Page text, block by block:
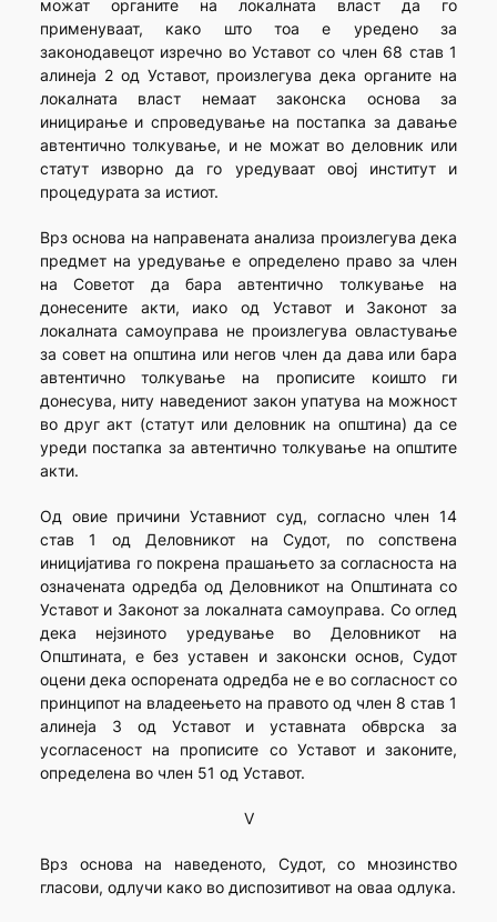
можат органите на локалната власт да го
применуваат, како што тоа е уредено за
законодавецот изречно во Уставот со член 68 став 1
алинеја 2 од Уставот, произлегува дека органите на
локалната власт немаат законска основа за
иницирање и спроведување на постапка за давање
автентично толкување, и не можат во деловник или
статут изворно да го уредуваат овој институт и
процедурата за истиот.
Врз основа на направената анализа произлегува дека
предмет на уредување е определено право за член
на Советот да бара автентично толкување на
донесените акти, иако од Уставот и Законот за
локалната самоуправа не произлегува овластување
за совет на општина или негов член да дава или бара
автентично толкување на прописите коишто ги
донесува, ниту наведениот закон упатува на можност
во друг акт (статут или деловник на општина) да се
уреди постапка за автентично толкување на општите
акти.
Од овие причини Уставниот суд, согласно член 14
став 1 од Деловникот на Судот, по сопствена
иницијатива го покрена прашањето за согласноста на
означената одредба од Деловникот на Општината со
Уставот и Законот за локалната самоуправа. Со оглед
дека нејзиното уредување во Деловникот на
Општината, е без уставен и законски основ, Судот
оцени дека оспорената одредба не е во согласност со
принципот на владеењето на правото од член 8 став 1
алинеја 3 од Уставот и уставната обврска за
усогласеност на прописите со Уставот и законите,
определена во член 51 од Уставот.
V
Врз основа на наведеното, Судот, со мнозинство
гласови, одлучи како во диспозитивот на оваа одлука.